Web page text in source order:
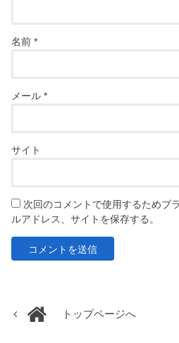
名前*
メール*
サイト
次回のコメントで使用するためブ
ルアドレス、サイトを保存する。
トップページへ